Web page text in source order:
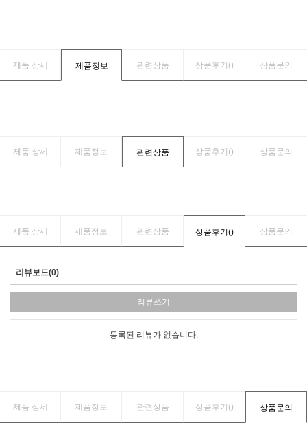
제품 상세 제품정보 관련상품 상품후기() 상품문의
제품 상세 제품정보 관련상품 상품후기() 상품문의
제품 상세 제품정보 관련상품 상품후기() 상품문의
리뷰보드(0)
리뷰쓰기
등록된 리뷰가 없습니다.
제품 상세 제품정보 관련상품 상품후기() 상품문의